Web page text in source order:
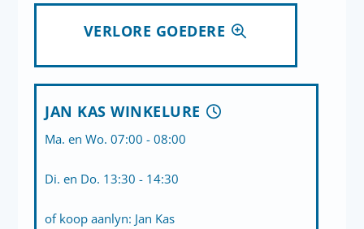
VERLORE GOEDERE
JAN KAS WINKELURE
Ma. en Wo. 07:00 - 08:00
Di. en Do. 13:30 - 14:30
of koop aanlyn: Jan Kas